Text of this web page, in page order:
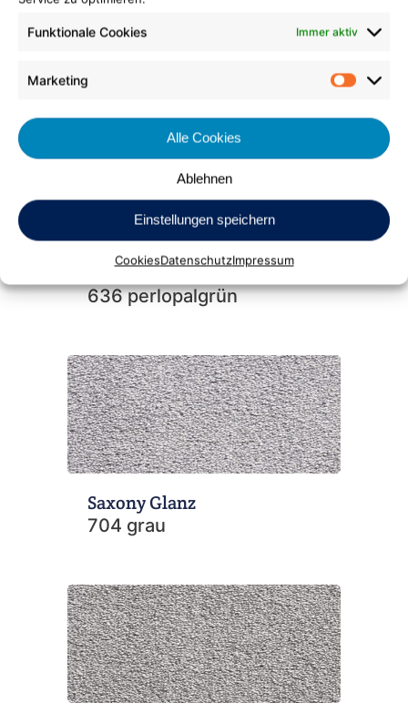
Funktionale Cookies Immer aktiv
Marketing
Alle Cookies
Ablehnen
Einstellungen speichern
CookiesDatenschutzImpressum
Saxony Glanz
Saxony Glanz
636 perlopalgrün
Saxony Glanz
704 grau